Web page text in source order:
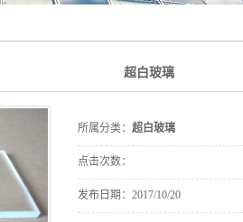
超白玻璃
所属分类： 超白玻璃
点击次数：
发布日期： 2017/10/20